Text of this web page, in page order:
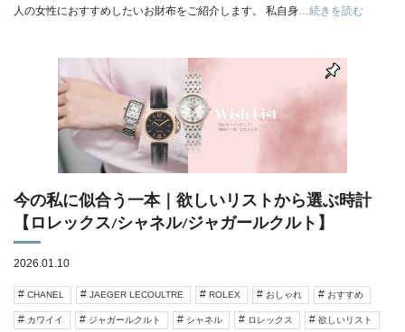
人の女性におすすめしたいお財布をご紹介します。 私自身…続きを読む
今の私に似合う一本｜欲しいリストから選ぶ時計
【ロレックス/シャネル/ジャガールクルト】
2026.01.10
CHANEL JAEGER LECOULTRE ROLEX おしゃれ おすすめ
カワイイ ジャガールクルト シャネル ロレックス 欲しいリスト